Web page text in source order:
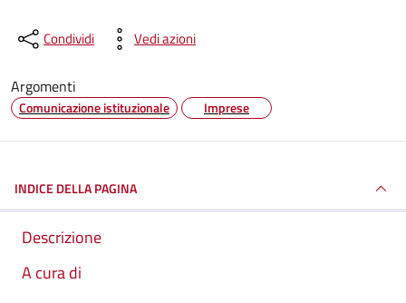
Condividi Vedi azioni
Argomenti
Comunicazione istituzionale Imprese
INDICE DELLA PAGINA
Descrizione
A cura di